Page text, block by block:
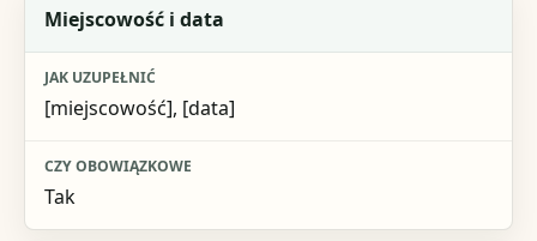
Pole
Jak uzupełnić
Czy obowiązkowe
Miejscowość i data
[miejscowość], [data]
Tak